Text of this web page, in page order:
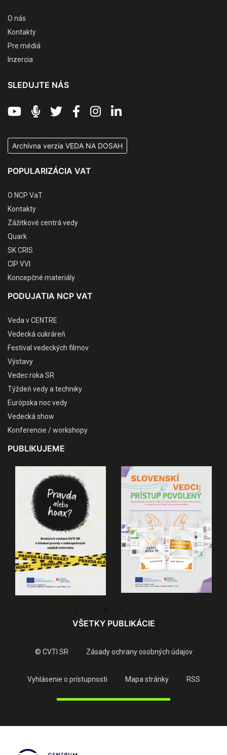
O nás
Kontakty
Pre médiá
Inzercia
SLEDUJTE NÁS
Archívna verzia VEDA NA DOSAH
POPULARIZÁCIA VAT
O NCP VaT
Kontakty
Zážitkové centrá vedy
Quark
SK CRIS
CIP VVI
Koncepčné materiály
PODUJATIA NCP VAT
Veda v CENTRE
Vedecká cukráreň
Festival vedeckých filmov
Výstavy
Vedec roka SR
Týždeň vedy a techniky
Európska noc vedy
Vedecká show
Konferencie / workshopy
PUBLIKUJEME
VŠETKY PUBLIKÁCIE
© CVTI SR Zásady ochrany osobných údajov
Vyhlásenie o prístupnosti Mapa stránky RSS